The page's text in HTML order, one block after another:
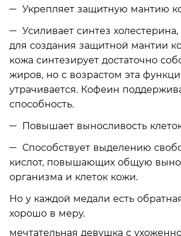
Укрепляет защитную мантию
Усиливает синтез
для создания защитной мантии
кожа синтезирует достаточно
жиров, но с возрастом эта
утрачивается. Кофеин
способность.
Повышает выносливость
Способствует выделению
кислот, повышающих общую
организма и клеток кожи.
Но у каждой медали есть
хорошо в меру.